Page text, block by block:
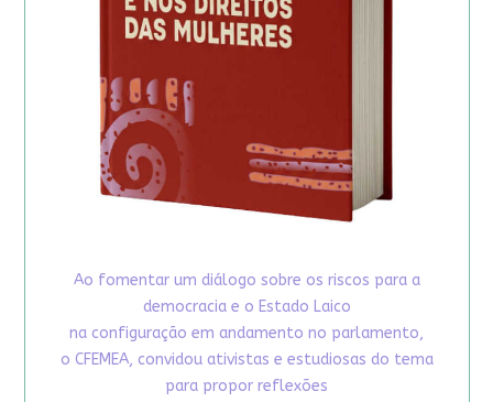
Ao fomentar um diálogo sobre os riscos para a
democracia e o Estado Laico
na configuração em andamento no parlamento,
o CFEMEA, convidou ativistas e estudiosas do tema
para propor reflexões